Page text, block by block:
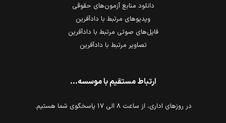
ارتباط مستقیم با موسسه...
در روزهای اداری، از ساعت 8 الی 17 پاسخگوی شما هستیم.
دانلود منابع آزمون‌های حقوقی
ویدیوهای مرتبط با دادآفرین
فایل‌های صوتی مرتبط با دادآفرین
تصاویر مرتبط با دادآفرین